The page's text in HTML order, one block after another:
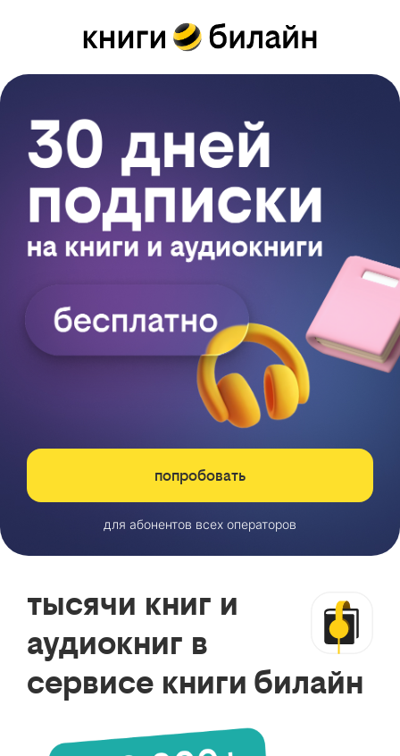
попробовать
для абонентов всех операторов
тысячи книг и
аудиокниг в
сервисе книги билайн